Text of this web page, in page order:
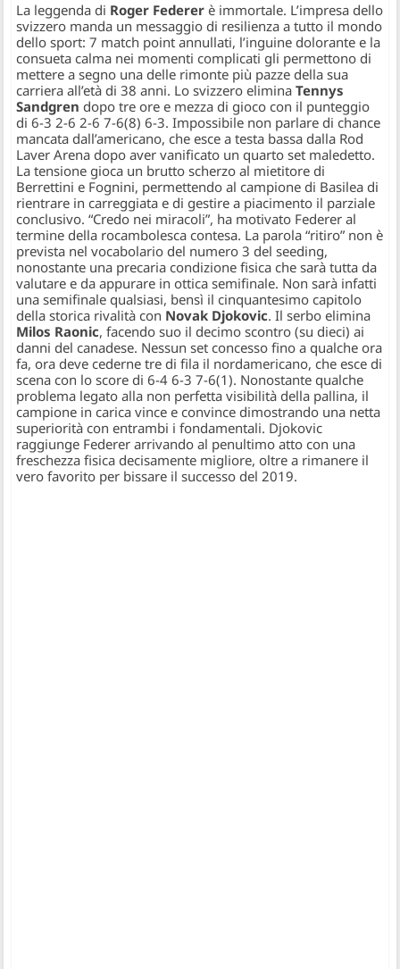
La leggenda di Roger Federerè immortale. L’impresa dello
svizzero manda un messaggio di resilienza a tutto il mondo
dello sport: 7 match point annullati, l’inguine dolorante e la
consueta calma nei momenti complicati gli permettono di
mettere a segno una delle rimonte più pazze della sua
carriera all’età di 38 anni. Lo svizzero eliminaTennys
Sandgren dopo tre ore e mezza di gioco con il punteggio
di 6-3 2-6 2-6 7-6(8) 6-3. Impossibile non parlare di chance
mancata dall’americano, che esce a testa bassa dalla Rod
Laver Arena dopo aver vanificato un quarto set maledetto.
La tensione gioca un brutto scherzo al mietitore di
Berrettini e Fognini, permettendo al campione di Basilea di
rientrare in carreggiata e di gestire a piacimento il parziale
conclusivo. “Credo nei miracoli”, ha motivato Federer al
termine della rocambolesca contesa. La parola “ritiro” non è
prevista nel vocabolario del numero 3 del seeding,
nonostante una precaria condizione fisica che sarà tutta da
valutare e da appurare in ottica semifinale. Non sarà infatti
una semifinale qualsiasi, bensì il cinquantesimo capitolo
della storica rivalità con Novak Djokovic. Il serbo elimina
Milos Raonic, facendo suo il decimo scontro (su dieci) ai
danni del canadese. Nessun set concesso fino a qualche ora
fa, ora deve cederne tre di fila il nordamericano, che esce di
scena con lo score di 6-4 6-3 7-6(1). Nonostante qualche
problema legato alla non perfetta visibilità della pallina, il
campione in carica vince e convince dimostrando una netta
superiorità con entrambi i fondamentali. Djokovic
raggiunge Federer arrivando al penultimo atto con una
freschezza fisica decisamente migliore, oltre a rimanere il
vero favorito per bissare il successo del 2019.